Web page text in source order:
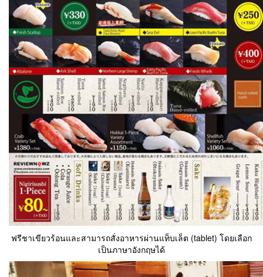
ฟรีชาเขียวร้อนและสามารถสั่งอาหารผ่านแท็บเล็ต (tablet) โดยเลือก
เป็นภาษาอังกฤษได้